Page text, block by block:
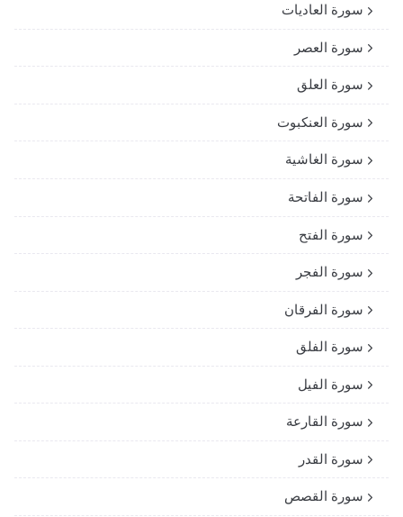
سورة العاديات
سورة العصر
سورة العلق
سورة العنكبوت
سورة الغاشية
سورة الفاتحة
سورة الفتح
سورة الفجر
سورة الفرقان
سورة الفلق
سورة الفيل
سورة القارعة
سورة القدر
سورة القصص